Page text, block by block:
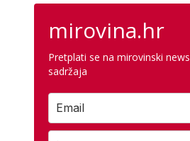
mirovina.hr
Pretplati se na mirovinski
sadržaja